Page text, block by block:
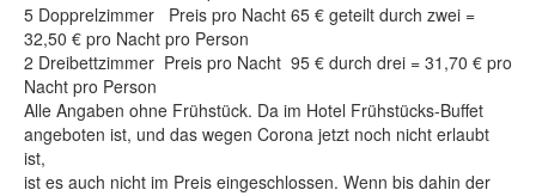
5 Dopprelzimmer Preis pro Nacht 65 € geteilt durch zwei =
32,50 € pro Nacht pro Person
2 Dreibettzimmer Preis pro Nacht 95 € durch drei = 31,70 € pro
Nacht pro Person
Alle Angaben ohne Frühstück. Da im Hotel Frühstücks-Buffet
angeboten ist, und das wegen Corona jetzt noch nicht erlaubt
ist,
ist es auch nicht im Preis eingeschlossen. Wenn bis dahin der